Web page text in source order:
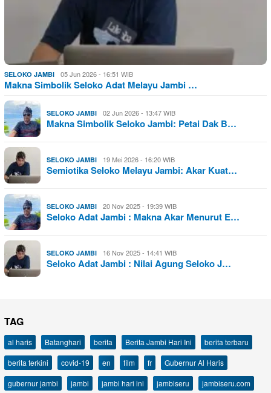
SELOKO JAMBI 05 Jun 2026 - 16:51 WIB
Makna Simbolik Seloko Adat Melayu Jambi …
SELOKO JAMBI 02 Jun 2026 - 13:47 WIB
Makna Simbolik Seloko Jambi: Petai Dak B…
SELOKO JAMBI 19 Mei 2026 - 16:20 WIB
Semiotika Seloko Melayu Jambi: Akar Kuat…
SELOKO JAMBI 20 Nov 2025 - 19:39 WIB
Seloko Adat Jambi : Makna Akar Menurut E…
SELOKO JAMBI 16 Nov 2025 - 14:41 WIB
Seloko Adat Jambi : Nilai Agung Seloko J…
TAG
al haris Batanghari berita Berita Jambi Hari Ini
berita terbaru
berita terkini
covid-19 en film fr
Gubernur Al Haris
gubernur jambi
jambi jambi hari ini jambiseru
jambiseru.com